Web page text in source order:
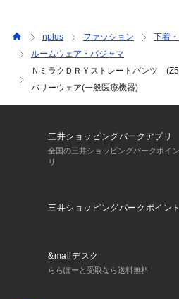
nplus ファッション
下着
ルームウェア・パジャマ
ＮミラクＤＲＹストレートパンツ
バリーウェア(一般医療機器)
三井ショッピングパークアプリ
全国の三井ショッピングパークポイ
リ
三井ショッピングパークポイント
&mallデスク
ららぽーと受取なら送料無料